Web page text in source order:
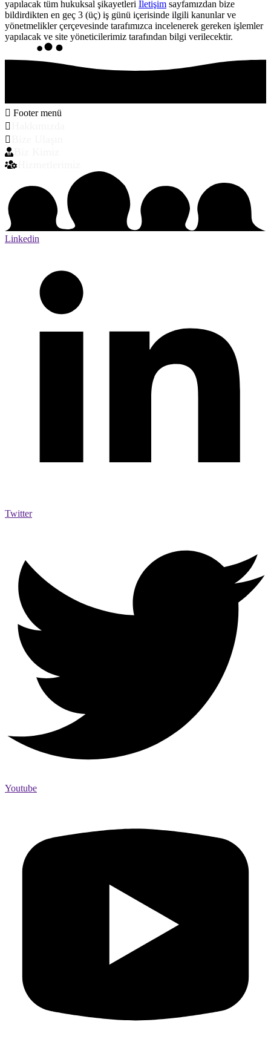
yapılacak tüm hukuksal şikayetleri İletişim sayfamızdan bize
bildirdikten en geç 3 (üç) iş günü içerisinde ilgili kanunlar ve
yönetmelikler çerçevesinde tarafımızca incelenerek gereken işlemler
yapılacak ve site yöneticilerimiz tarafından bilgi verilecektir.
Footer menü
Linkedin
Twitter
Youtube